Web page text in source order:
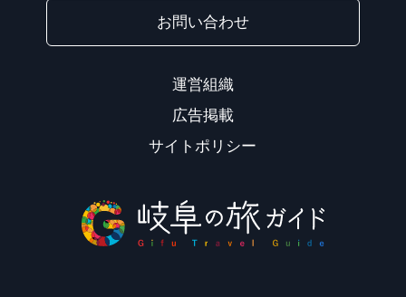
お問い合わせ
運営組織
広告掲載
サイトポリシー